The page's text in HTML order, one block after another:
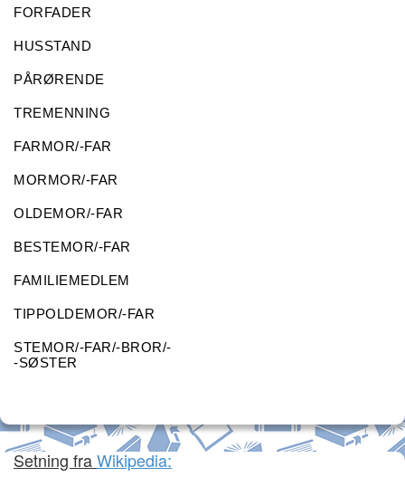
FORFADER
HUSSTAND
PÅRØRENDE
TREMENNING
FARMOR/-FAR
MORMOR/-FAR
OLDEMOR/-FAR
BESTEMOR/-FAR
FAMILIEMEDLEM
TIPPOLDEMOR/-FAR
STEMOR/-FAR/-BROR/-
-SØSTER
Setning fraWikipedia: